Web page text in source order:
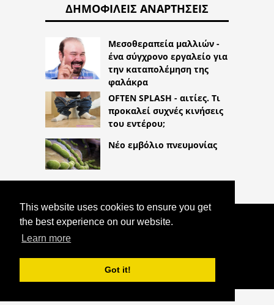
This website uses cookies to ensure you get
the best experience on our website.
Learn more
Got it!
ΔΗΜΟΦΙΛΕΊΣ ΑΝΑΡΤΉΣΕΙΣ
Μεσοθεραπεία μαλλιών -
ένα σύγχρονο εργαλείο για
την καταπολέμηση της
φαλάκρα
OFTEN SPLASH - αιτίες. Τι
προκαλεί συχνές κινήσεις
του εντέρου;
Νέο εμβόλιο πνευμονίας
COPYRIGHT 2026
ΣΥΜΠΤΏΜΑΤΑ ΚΑΙ ΕΠΙΠΛΟΚΈΣ ΤΗΣ
ΒΟΥΒΩΝΙΚΉΣ ΚΉΛΗΣ